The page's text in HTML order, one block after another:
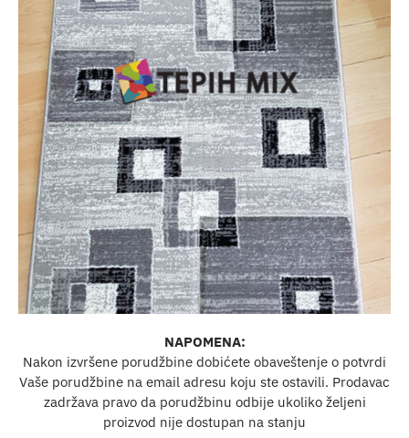
NAPOMENA:
Nakon izvršene porudžbine dobićete obaveštenje o potvrdi
Vaše porudžbine na email adresu koju ste ostavili. Prodavac
zadržava pravo da porudžbinu odbije ukoliko željeni
proizvod nije dostupan na stanju